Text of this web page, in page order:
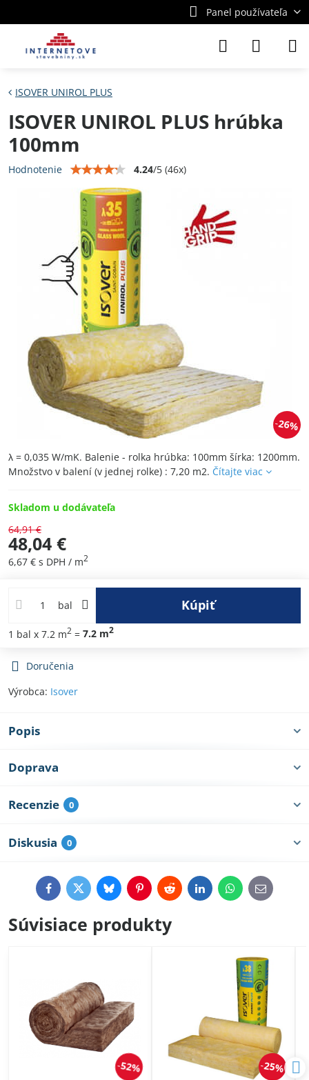
Panel používateľa
26%
ISOVER UNIROL PLUS
ISOVER UNIROL PLUS hrúbka
100mm
Hodnotenie 4.24/5 (46x)
λ = 0,035 W/mK. Balenie - rolka hrúbka: 100mm šírka: 1200mm.
Množstvo v balení (v jednej rolke) : 7,20 m2. Čítajte viac
Skladom u dodávateľa
64,91 €
48,04 €
6,67 € s DPH / m2
bal Kúpiť
1 bal x 7.2 m2 = 7.2 m2
Doručenia
Výrobca: Isover
Popis
Doprava
Recenzie 0
Diskusia 0
FacebookTwitterBlueskyPinterestRedditLinkedInWhatsApp
E-
mail
Súvisiace produkty
52% 25%